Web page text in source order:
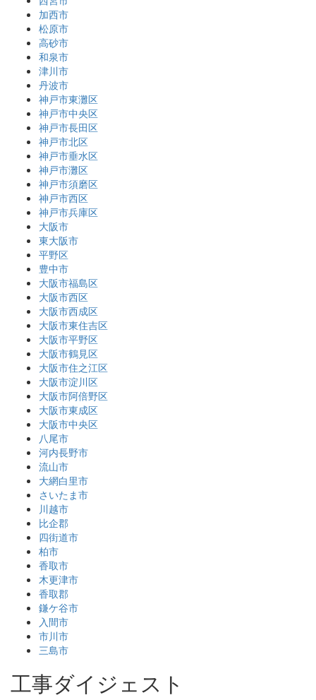
加西市
松原市
高砂市
和泉市
津川市
丹波市
神戸市東灘区
神戸市中央区
神戸市長田区
神戸市北区
神戸市垂水区
神戸市灘区
神戸市須磨区
神戸市西区
神戸市兵庫区
大阪市
東大阪市
平野区
豊中市
大阪市福島区
大阪市西区
大阪市西成区
大阪市東住吉区
大阪市平野区
大阪市鶴見区
大阪市住之江区
大阪市淀川区
大阪市阿倍野区
大阪市東成区
大阪市中央区
八尾市
河内長野市
流山市
大網白里市
さいたま市
川越市
比企郡
四街道市
柏市
香取市
木更津市
香取郡
鎌ケ谷市
入間市
市川市
三島市
工事ダイジェスト